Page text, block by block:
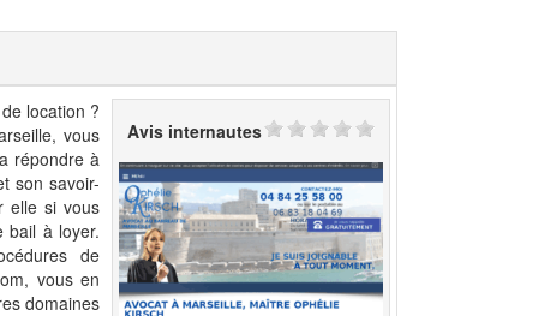
location ?
vous
répondre à
son savoir-
elle si vous
bail à loyer.
de
vous en
domaines
Avis internautes